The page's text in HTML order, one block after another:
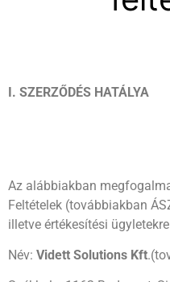
. SZERZŐDÉS HATÁLYA
Az alábbiakban
Feltételek (továbbiakban
illetve értékesítési
Név: Vidett Solutions Kft